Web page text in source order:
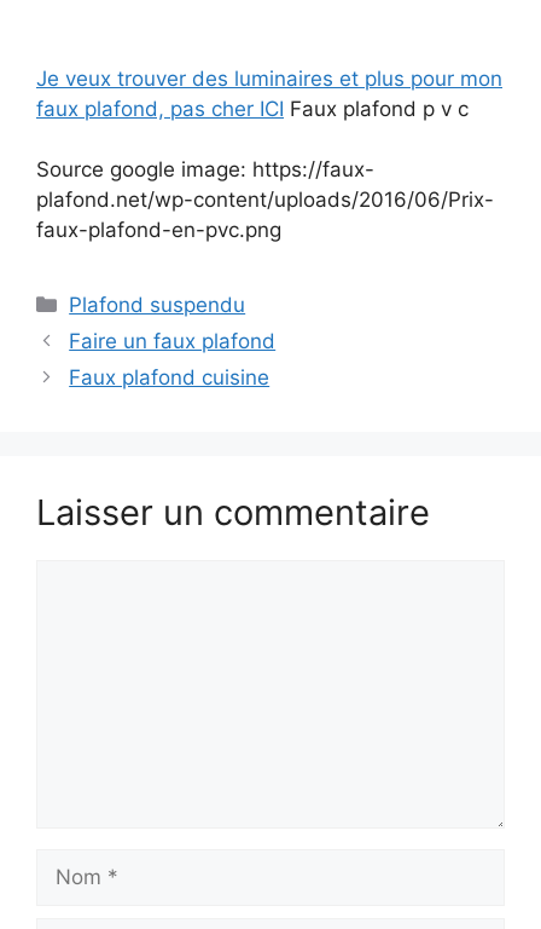
Je veux trouver des luminaires et plus pour mon
faux plafond, pas cher ICI Faux plafond p v c
Source google image: https://faux-
plafond.net/wp-content/uploads/2016/06/Prix-
faux-plafond-en-pvc.png
Catégories
Plafond suspendu
Faire un faux plafond
Faux plafond cuisine
Laisser un commentaire
Nom